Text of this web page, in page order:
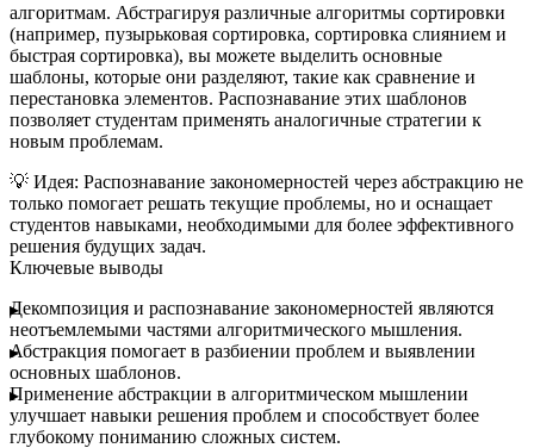
алгоритмам. Абстрагируя различные алгоритмы сортировки
(например, пузырьковая сортировка, сортировка слиянием и
быстрая сортировка), вы можете выделить основные
шаблоны, которые они разделяют, такие как сравнение и
перестановка элементов. Распознавание этих шаблонов
позволяет студентам применять аналогичные стратегии к
новым проблемам.
💡 Идея: Распознавание закономерностей через абстракцию не
только помогает решать текущие проблемы, но и оснащает
студентов навыками, необходимыми для более эффективного
решения будущих задач.
Ключевые выводы
Декомпозиция и распознавание закономерностей являются
неотъемлемыми частями алгоритмического мышления.
Абстракция помогает в разбиении проблем и выявлении
основных шаблонов.
Применение абстракции в алгоритмическом мышлении
улучшает навыки решения проблем и способствует более
глубокому пониманию сложных систем.